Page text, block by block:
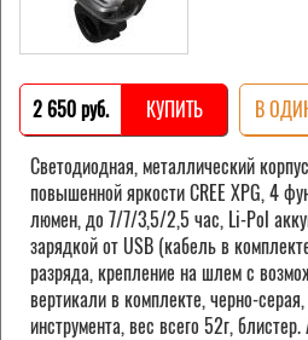
2 650 pуб. КУПИТЬ В
Светодиодная, металлический
повышенной яркости CREE XPG, 4
люмен, до 7/7/3,5/2,5 час, Li-Pol
зарядкой от USB (кабель в
разряда, крепление на шлем с
вертикали в комплекте, черно-
инструмента, вес всего 52г,